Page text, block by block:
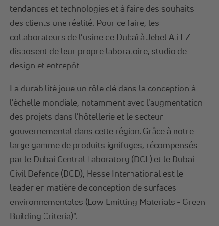
tendances et technologies et à faire des souhaits
des clients une réalité. Pour ce faire, les
collaborateurs de l'usine de Dubaï à Jebel Ali FZ
disposent de leur propre laboratoire, studio de
design et entrepôt.
La durabilité joue un rôle clé dans la conception à
l'échelle mondiale, notamment avec l'augmentation
des projets dans l'hôtellerie et le secteur
gouvernemental dans cette région. Grâce à notre
large gamme de produits ignifuges, récompensés
par le Dubai Central Laboratory (DCL) et le Dubai
Civil Defence (DCD), Hesse International est le
leader en matière de conception de surfaces
environnementales (Low Emitting Materials - Green
Building Criteria)".